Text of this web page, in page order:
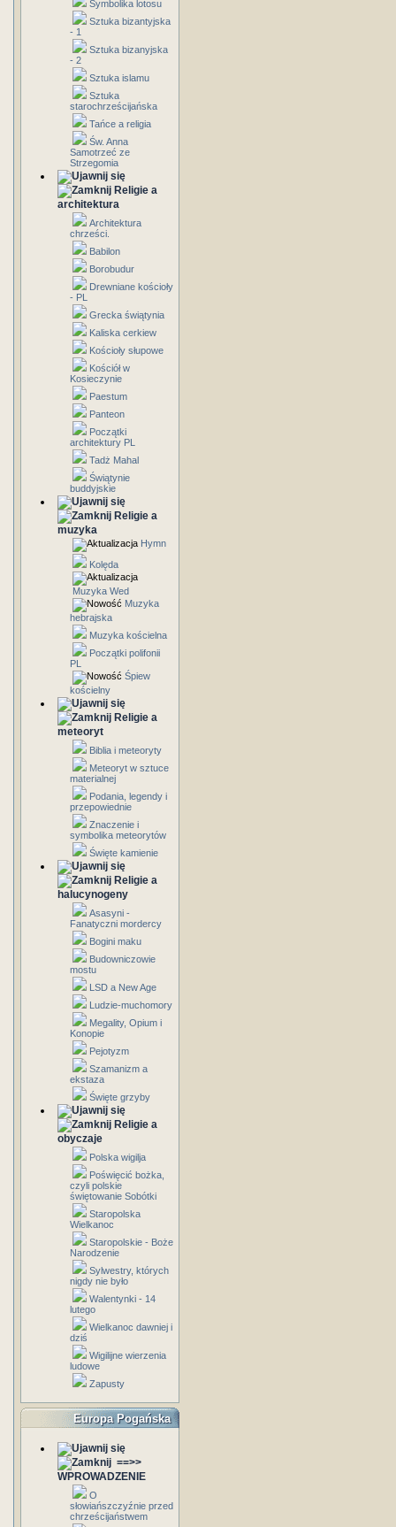
Symbolika lotosu
Sztuka bizantyjska
- 1
Sztuka bizanyjska
- 2
Sztuka islamu
Sztuka
starochrześcijańska
Tańce a religia
Św. Anna
Samotrzeć ze
Strzegomia
Religie a
architektura
Architektura
chrześci.
Babilon
Borobudur
Drewniane kościoły
- PL
Grecka świątynia
Kaliska cerkiew
Kościoły słupowe
Kościół w
Kosieczynie
Paestum
Panteon
Początki
architektury PL
Tadż Mahal
Świątynie
buddyjskie
Religie a
muzyka
Hymn
Kolęda
Muzyka Wed
Muzyka
hebrajska
Muzyka kościelna
Początki polifonii
PL
Śpiew
kościelny
Religie a
meteoryt
Biblia i meteoryty
Meteoryt w sztuce
materialnej
Podania, legendy i
przepowiednie
Znaczenie i
symbolika meteorytów
Święte kamienie
Religie a
halucynogeny
Asasyni -
Fanatyczni mordercy
Bogini maku
Budowniczowie
mostu
LSD a New Age
Ludzie-muchomory
Megality, Opium i
Konopie
Pejotyzm
Szamanizm a
ekstaza
Święte grzyby
Religie a
obyczaje
Polska wigilja
Poświęcić bożka,
czyli polskie
świętowanie Sobótki
Staropolska
Wielkanoc
Staropolskie - Boże
Narodzenie
Sylwestry, których
nigdy nie było
Walentynki - 14
lutego
Wielkanoc dawniej i
dziś
Wigilijne wierzenia
ludowe
Zapusty
Europa Pogańska
==>>
WPROWADZENIE
O
słowiańszczyźnie przed
chrześcijaństwem